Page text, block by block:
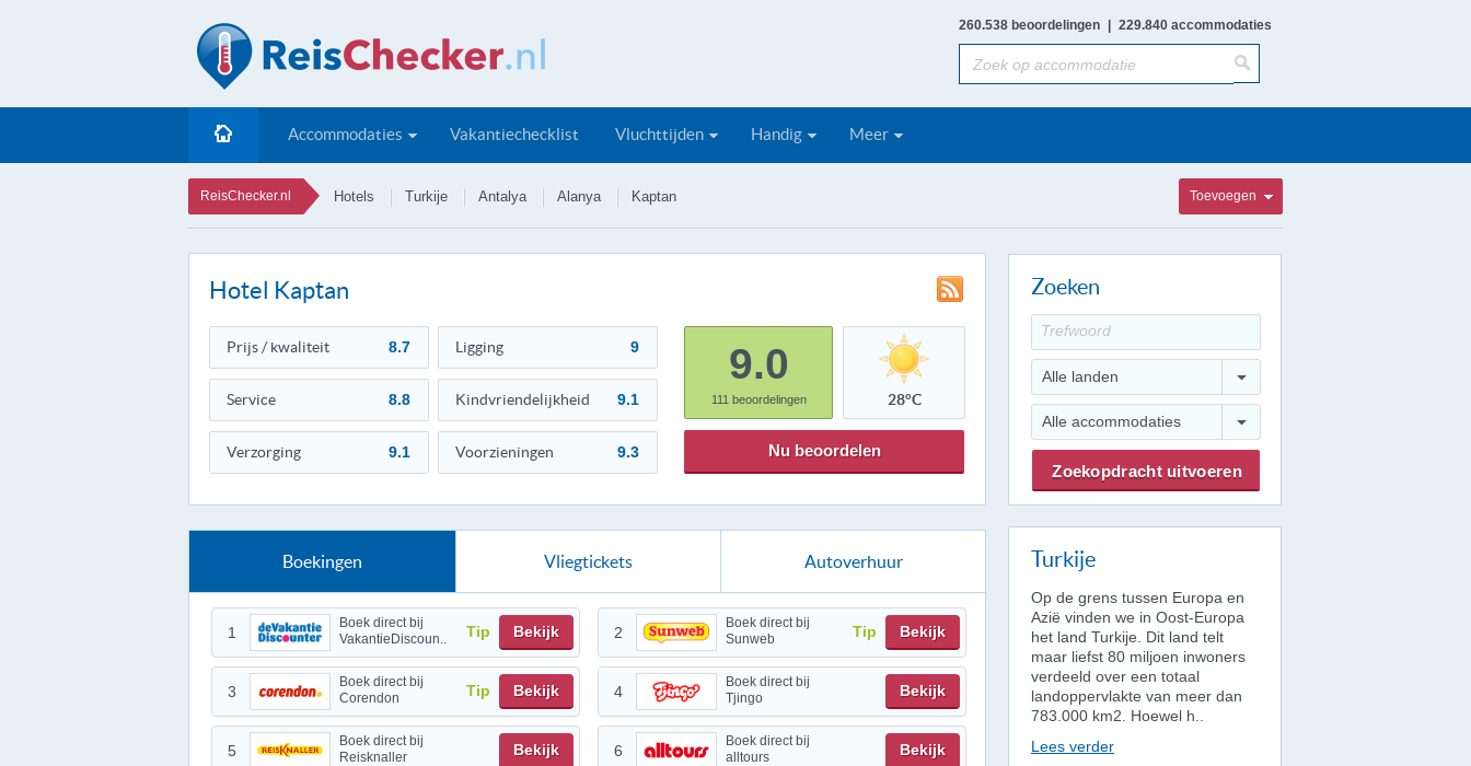
260.538 beoordelingen 229.840 accommodaties
Accommodaties Vakantiechecklist Vluchttijden Handig Meer
ReisChecker.nl Hotels Turkije Antalya Alanya Kaptan Toevoegen
Hotel Kaptan
Prijs / kwaliteit 8.7 Ligging 9
Service 8.8 Kindvriendelijkheid 9.1
Verzorging 9.1 Voorzieningen 9.3
9.0
111 beoordelingen 28°C
Nu beoordelen
Boekingen Vliegtickets Autoverhuur
1
Boek direct bij
VakantieDiscoun..
Tip Bekijk 2
Boek direct bij
Sunweb
Tip Bekijk
3
Boek direct bij
Corendon
Tip Bekijk 4
Boek direct bij
Tjingo
Bekijk
5
Boek direct bij
Reisknaller
Bekijk 6
Boek direct bij
alltours
Bekijk
Zoeken
Alle landen
Alle accommodaties
Turkije
Op de grens tussen Europa en
Azië vinden we in Oost-Europa
het land Turkije. Dit land telt
maar liefst 80 miljoen inwoners
verdeeld over een totaal
landoppervlakte van meer dan
783.000 km2. Hoewel h..
Lees verder